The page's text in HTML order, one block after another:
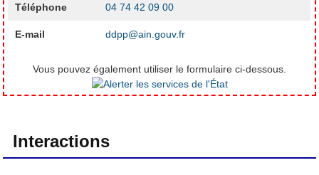
Téléphone 04 74 42 09 00
E-mail ddpp@ain.gouv.fr
Vous pouvez également utiliser le formulaire ci-dessous.
Interactions